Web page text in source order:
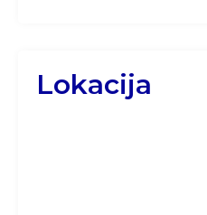
Lokacija